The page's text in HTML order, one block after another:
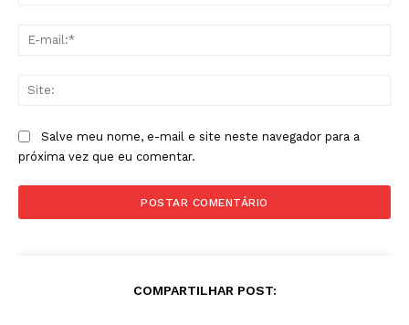
Salve meu nome, e-mail e site neste navegador para a
próxima vez que eu comentar.
COMPARTILHAR POST: